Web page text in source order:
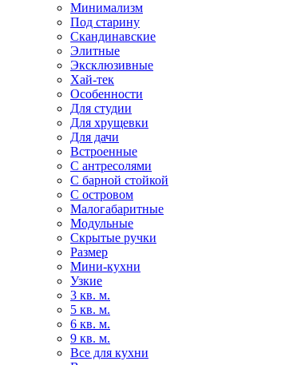
Минимализм
Под старину
Скандинавские
Элитные
Эксклюзивные
Хай-тек
Особенности
Для студии
Для хрущевки
Для дачи
Встроенные
С антресолями
С барной стойкой
С островом
Малогабаритные
Модульные
Скрытые ручки
Размер
Мини-кухни
Узкие
3 кв. м.
5 кв. м.
6 кв. м.
9 кв. м.
Все для кухни